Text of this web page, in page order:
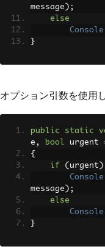
message );
else
Console
}
オプション引数を使用
public static
e , bool urgent
{
if
( urgent )
Console
message );
else
Console
}